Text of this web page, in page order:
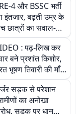
4 और BSSC भर्ती
इंतजार, बढ़ती उम्र के
छात्रों का सवाल-
कब आएगी बहाली?
वीडियो: पढ़-लिख कर
बने प्रशांत किशोर,
भूषण तिवारी की माँ ने
नहीं थी उम्मीद, बेटा
तो किसी को बोलने की
थी हिम्मत
सड़क से परेशान
का अनोखा
सड़क पर धान